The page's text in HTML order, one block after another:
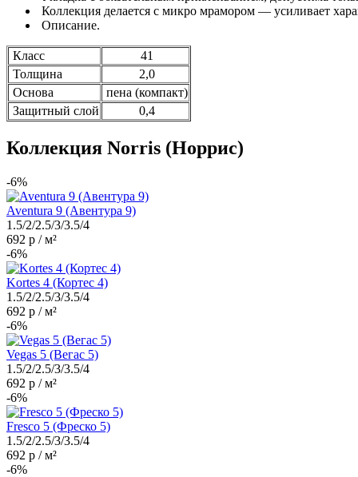
Коллекция делается с микро мрамором — усиливает
Описание.
Класс
41
Толщина
2,0
Основа
пена (компакт)
Защитный слой
0,4
Коллекция Norris (Норрис)
-6%
Aventura 9 (Авентура 9)
1.5/2/2.5/3/3.5/4
692 р / м²
-6%
Kortes 4 (Кортес 4)
1.5/2/2.5/3/3.5/4
692 р / м²
-6%
Vegas 5 (Вегас 5)
1.5/2/2.5/3/3.5/4
692 р / м²
-6%
Fresco 5 (Фреско 5)
1.5/2/2.5/3/3.5/4
692 р / м²
-6%